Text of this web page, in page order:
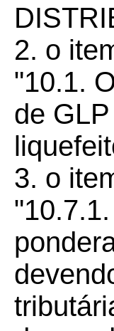
2. o
"10.1.
de
3. o